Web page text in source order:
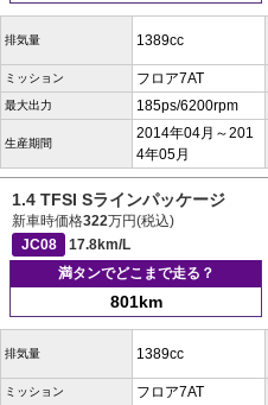
排気量 1389cc
ミッション フロア7AT
最大出力 185ps/6200rpm
生産期間
2014年04月～201
4年05月
1.4 TFSI Sラインパッケージ
新車時価格322万円(税込)
JC08
17.8km/L
満タンでどこまで走る？
801km
排気量 1389cc
ミッション フロア7AT